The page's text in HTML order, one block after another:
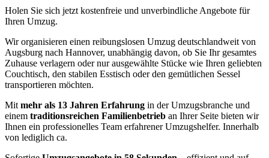
Holen Sie sich jetzt kostenfreie und unverbindliche Angebote für
Ihren Umzug.
Wir organisieren einen reibungslosen Umzug deutschlandweit von
Augsburg nach Hannover, unabhängig davon, ob Sie Ihr gesamtes
Zuhause verlagern oder nur ausgewählte Stücke wie Ihren geliebten
Couchtisch, den stabilen Esstisch oder den gemütlichen Sessel
transportieren möchten.
Mit mehr als 13 Jahren Erfahrung in der Umzugsbranche und
einem traditionsreichen Familienbetrieb an Ihrer Seite bieten wir
Ihnen ein professionelles Team erfahrener Umzugshelfer. Innerhalb
von lediglich ca.